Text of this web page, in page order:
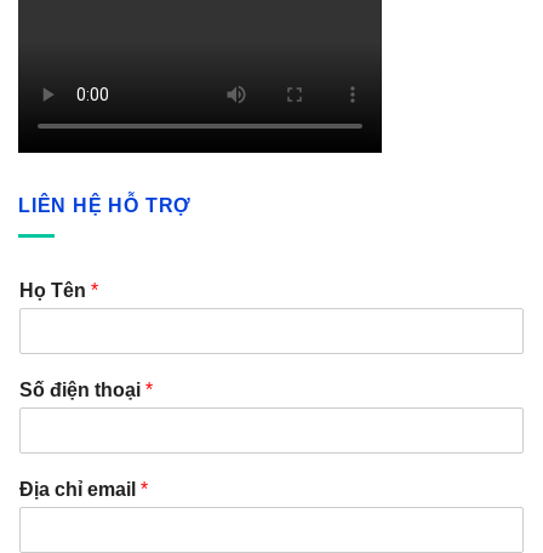
LIÊN HỆ HỖ TRỢ
Họ Tên *
Số điện thoại *
Địa chỉ email *